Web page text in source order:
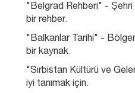
"Belgrad Rehberi" -
bir rehber.
"Balkanlar Tarihi" -
bir kaynak.
"Sırbistan Kültürü ve
iyi tanımak için.